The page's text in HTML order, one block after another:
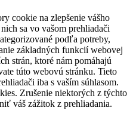
cookie na zlepšenie vášho
sa vo vašom prehliadači
podľa potreby,
základných funkcií webovej
strán, ktoré nám pomáhajú
túto webovú stránku. Tieto
iba s vaším súhlasom.
Zrušenie niektorých z týchto
váš zážitok z prehliadania.